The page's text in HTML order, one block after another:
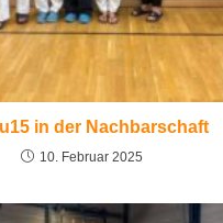
in der Nachbarschaft
10. Februar 2025